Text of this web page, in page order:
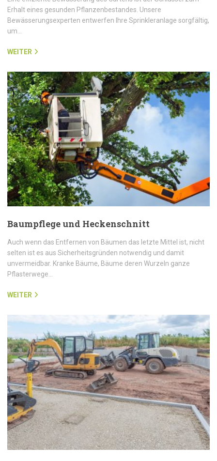
Erhalt eines gesunden Pflanzenbestandes. Unsere
Bewässerungsexperten entwerfen Ihre Sprinkleranlage sorgfältig,
um…
WEITER
Baumpflege und Heckenschnitt
Auch wenn das Entfernen von Bäumen das letzte Mittel ist, nicht
selten ist es aus Sicherheitsgründen notwendig und damit
unvermeidbar. Kranke Bäume, Bäume deren Wurzeln ganze
Pflasterwege…
WEITER